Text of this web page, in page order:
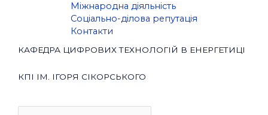
Міжнародна діяльність
Соціально-ділова репутація
Контакти
КАФЕДРА ЦИФРОВИХ ТЕХНОЛОГІЙ В ЕНЕРГЕТИЦІ
КПІ ІМ. ІГОРЯ СІКОРСЬКОГО